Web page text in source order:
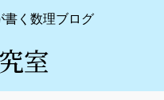
書く数理ブログ
室